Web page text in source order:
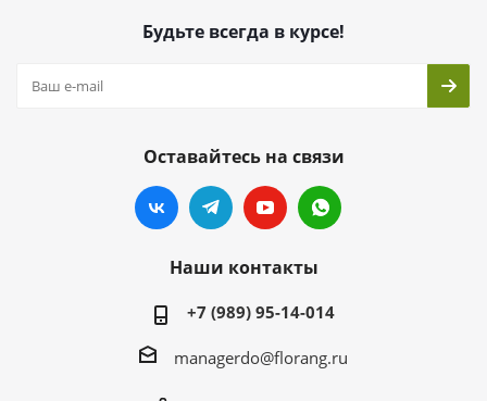
Будьте всегда в курсе!
Оставайтесь на связи
Наши контакты
+7 (989) 95-14-014
managerdo@florang.ru